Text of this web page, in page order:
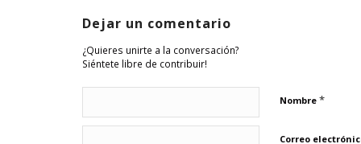
Dejar un comentario
¿Quieres unirte a la conversación?
Siéntete libre de contribuir!
Nombre *
Correo